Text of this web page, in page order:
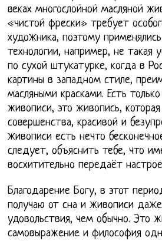
веках многослойной масляной
«чистой фрески» требует
художника, поэтому
технологии, например, не такая
по сухой штукатурке, когда в
картины в западном стиле,
масляными красками. Есть
живописи, это живопись,
совершенства, красивой и
живописи есть нечто
следует, объяснить тебе, что
восхитительно передаёт
Благодарение Богу, в этот
получаю от сна и живописи
удовольствия, чем обычно. Это
самовыражение и философия